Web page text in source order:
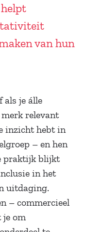
van hun
als je álle
relevant
inzicht hebt in
– en hen
praktijk blijkt
in het
uitdaging.
– commercieel
je om